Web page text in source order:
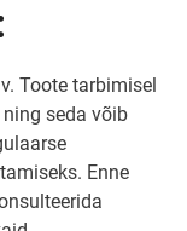
Toote tarbimisel
seda võib
Enne